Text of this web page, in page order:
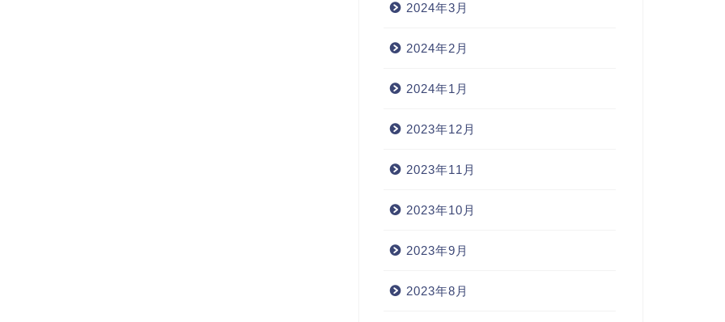
2024年3月
2024年2月
2024年1月
2023年12月
2023年11月
2023年10月
2023年9月
2023年8月